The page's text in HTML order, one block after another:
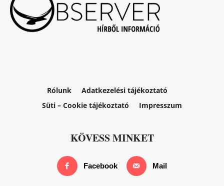
Rólunk
Adatkezelési tájékoztató
Süti – Cookie tájékoztató
Impresszum
KÖVESS MINKET
Facebook Mail